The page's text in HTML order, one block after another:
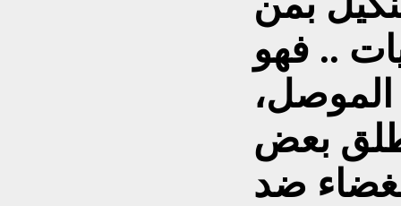
.. فهو
الموصل،
بعض
ضد